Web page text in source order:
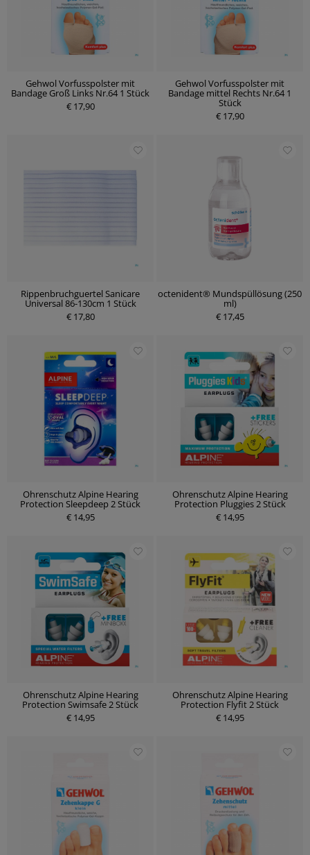
Gehwol Vorfusspolster mit
Bandage Groß Links Nr.64 1 Stück
€ 17,90
Gehwol Vorfusspolster mit
Bandage mittel Rechts Nr.64 1
Stück
€ 17,90
Rippenbruchguertel Sanicare
Universal 86-130cm 1 Stück
€ 17,80
octenident® Mundspüllösung (250
ml)
€ 17,45
Ohrenschutz Alpine Hearing
Protection Sleepdeep 2 Stück
€ 14,95
Ohrenschutz Alpine Hearing
Protection Pluggies 2 Stück
€ 14,95
Ohrenschutz Alpine Hearing
Protection Swimsafe 2 Stück
€ 14,95
Ohrenschutz Alpine Hearing
Protection Flyfit 2 Stück
€ 14,95